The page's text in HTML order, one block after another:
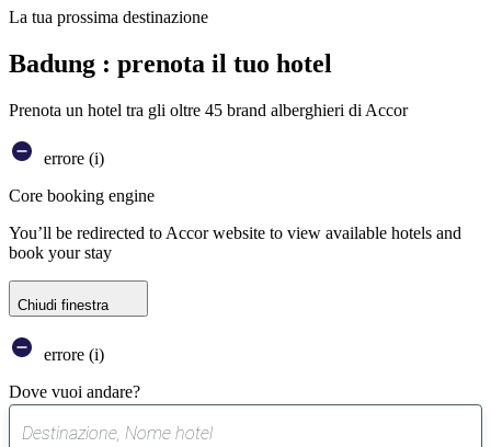
La tua prossima destinazione
Badung : prenota il tuo hotel
Prenota un hotel tra gli oltre 45 brand alberghieri di Accor
errore (i)
Core booking engine
You’ll be redirected to Accor website to view available hotels and
book your stay
Chiudi finestra
errore (i)
Dove vuoi andare?